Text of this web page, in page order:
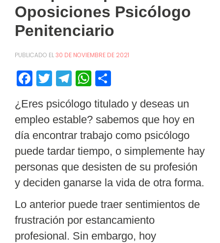
Oposiciones Psicólogo
Penitenciario
PUBLICADO EL30 DE NOVIEMBRE DE 2021
Facebook
Twitter
Telegram
WhatsApp
¿Eres psicólogo titulado y deseas un
empleo estable? sabemos que hoy en
día encontrar trabajo como psicólogo
puede tardar tiempo, o simplemente hay
personas que desisten de su profesión
y deciden ganarse la vida de otra forma.
Lo anterior puede traer sentimientos de
frustración por estancamiento
profesional. Sin embargo, hoy